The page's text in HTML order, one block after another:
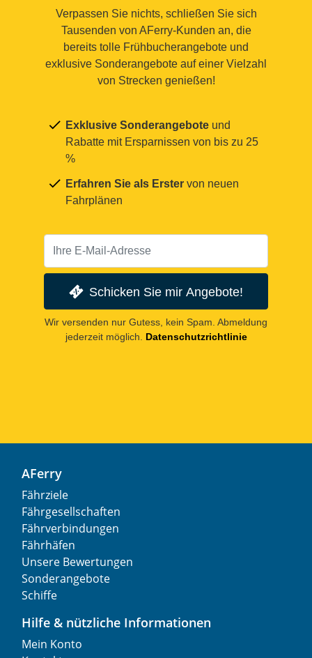
Verpassen Sie nichts, schließen Sie sich
Tausenden von AFerry-Kunden an, die
bereits tolle Frühbucherangebote und
exklusive Sonderangebote auf einer Vielzahl
von Strecken genießen!
Exklusive Sonderangebote und
Rabatte mit Ersparnissen von bis zu 25
%
Erfahren Sie als Erster von neuen
Fahrplänen
Schicken Sie mir Angebote!
Wir versenden nur Gutess, kein Spam. Abmeldung
jederzeit möglich.
Datenschutzrichtlinie
AFerry
Fährziele
Fährgesellschaften
Fährverbindungen
Fährhäfen
Unsere Bewertungen
Sonderangebote
Schiffe
Hilfe & nützliche Informationen
Mein Konto